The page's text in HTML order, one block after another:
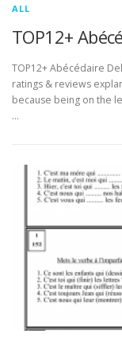
ALL
TOP12+
TOP12+ Abécédaire
ratings & reviews
because being on the
…